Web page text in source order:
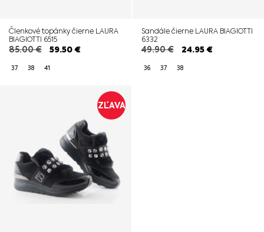
Členkové topánky čierne LAURA
BIAGIOTTI 6515
85.00€ 59.50€
37 38 41
Sandále čierne LAURA BIAGIOTTI
6332
49.90€ 24.95€
36 37 38
ZĽAVA